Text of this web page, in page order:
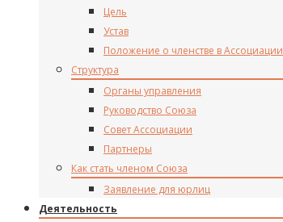
Цель
Устав
Положение о членстве в Ассоциации
Структура
Органы управления
Руководство Союза
Совет Ассоциации
Партнеры
Как стать членом Союза
Заявление для юрлиц
Деятельность